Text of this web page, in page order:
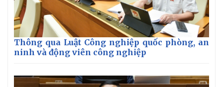
Thông qua Luật Công nghiệp quốc phòng, an
ninh và động viên công nghiệp